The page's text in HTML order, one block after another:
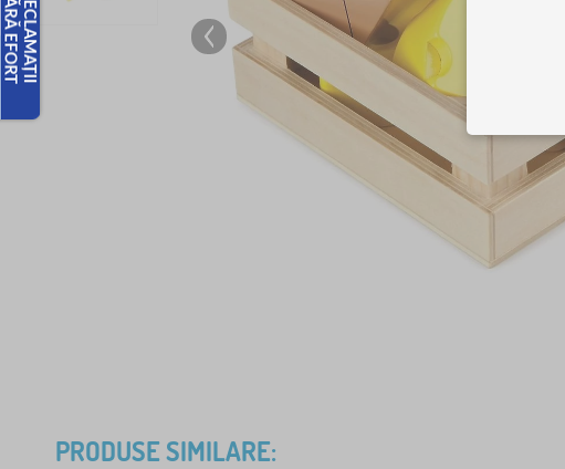
PRODUSE SIMILARE: